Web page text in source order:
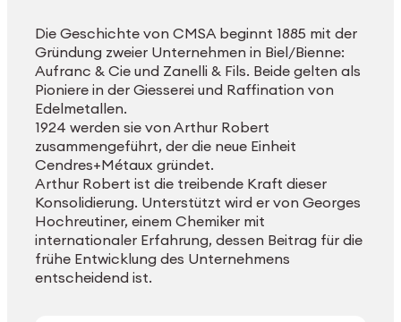
Die Geschichte von CMSA beginnt 1885 mit der
Gründung zweier Unternehmen in Biel/Bienne:
Aufranc & Cie und Zanelli & Fils. Beide gelten als
Pioniere in der Giesserei und Raffination von
Edelmetallen.
1924 werden sie von Arthur Robert
zusammengeführt, der die neue Einheit
Cendres+Métaux gründet.
Arthur Robert ist die treibende Kraft dieser
Konsolidierung. Unterstützt wird er von Georges
Hochreutiner, einem Chemiker mit
internationaler Erfahrung, dessen Beitrag für die
frühe Entwicklung des Unternehmens
entscheidend ist.